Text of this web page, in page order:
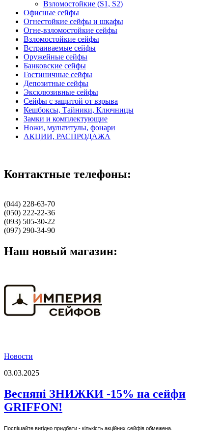
Взломостойкие (S1, S2)
Офисные сейфы
Огнестойкие сейфы и шкафы
Огне-взломостойкие сейфы
Взломостойкие сейфы
Встраиваемые сейфы
Оружейные сейфы
Банковские сейфы
Гостиничные сейфы
Депозитные сейфы
Эксклюзивные сейфы
Сейфы с защитой от взрыва
Кешбоксы, Тайники, Ключницы
Замки и комплектующие
Ножи, мультитулы, фонари
АКЦИИ, РАСПРОДАЖА
Контактные телефоны:
(044) 228-63-70
(050) 222-22-36
(093) 505-30-22
(097) 290-34-90
Наш новый магазин:
Новости
03.03.2025
Весняні ЗНИЖКИ -15% на сейфи
GRIFFON!
Поспішайте вигідно придбати - кількість акційних сейфів обмежена.